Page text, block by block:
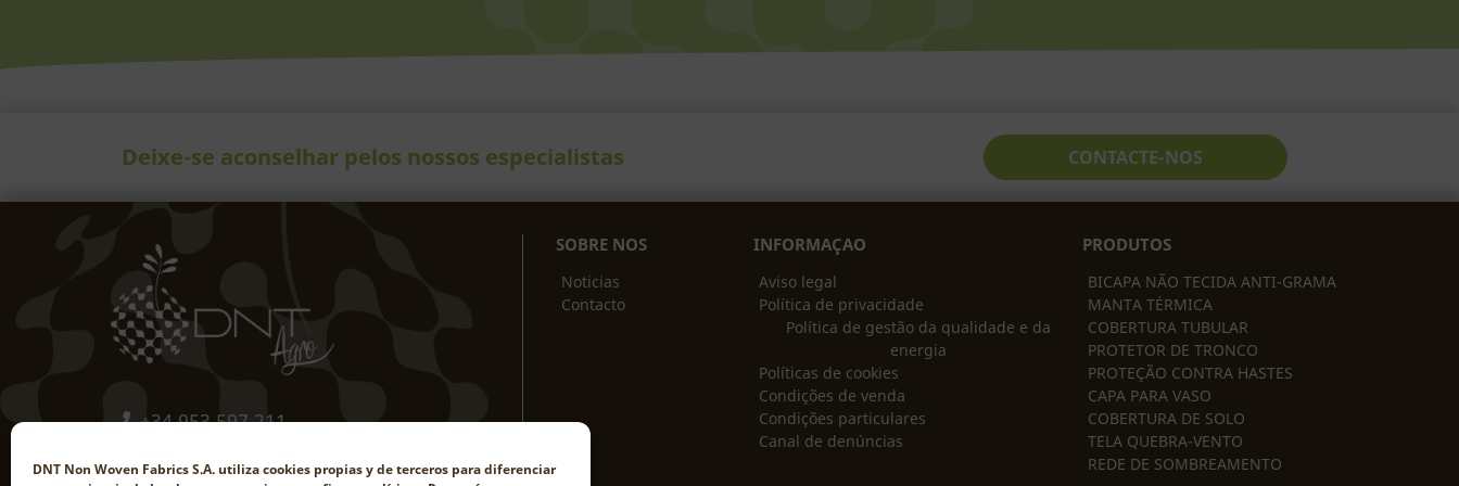
DNT Non Woven Fabrics S.A. utiliza cookies propias y de terceros para diferenciar
Deixe-se aconselhar pelos nossos especialistas CONTACTE-NOS
+34 953 597 211
comercial@dntagro.com
SOBRE NOS
Noticias
Contacto
INFORMAÇAO
Aviso legal
Política de privacidade
Política de gestão da qualidade e da
energia
Políticas de cookies
Condições de venda
Condições particulares
Canal de denúncias
PRODUTOS
BICAPA NÃO TECIDA ANTI-GRAMA
MANTA TÉRMICA
COBERTURA TUBULAR
PROTETOR DE TRONCO
PROTEÇÃO CONTRA HASTES
CAPA PARA VASO
COBERTURA DE SOLO
TELA QUEBRA-VENTO
REDE DE SOMBREAMENTO